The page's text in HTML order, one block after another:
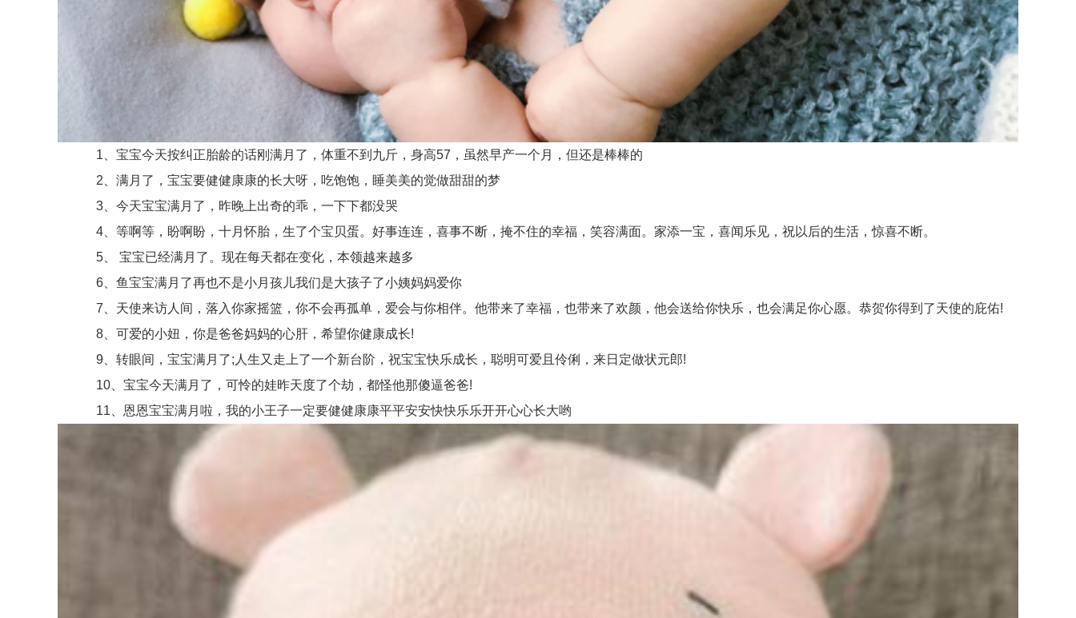
1、宝宝今天按纠正胎龄的话刚满月了，体重不到九斤，身高57，虽然早产一个月，但还是棒棒的
2、满月了，宝宝要健健康康的长大呀，吃饱饱，睡美美的觉做甜甜的梦
3、今天宝宝满月了，昨晚上出奇的乖，一下下都没哭
4、等啊等，盼啊盼，十月怀胎，生了个宝贝蛋。好事连连，喜事不断，掩不住的幸福，笑容满面。家添一宝，喜闻乐见，祝以后的生活，惊喜不断。
5、 宝宝已经满月了。现在每天都在变化，本领越来越多
6、鱼宝宝满月了再也不是小月孩儿我们是大孩子了小姨妈妈爱你
7、天使来访人间，落入你家摇篮，你不会再孤单，爱会与你相伴。他带来了幸福，也带来了欢颜，他会送给你快乐，也会满足你心愿。恭贺你得到了天使的庇佑!
8、可爱的小妞，你是爸爸妈妈的心肝，希望你健康成长!
9、转眼间，宝宝满月了;人生又走上了一个新台阶，祝宝宝快乐成长，聪明可爱且伶俐，来日定做状元郎!
10、宝宝今天满月了，可怜的娃昨天度了个劫，都怪他那傻逼爸爸!
11、恩恩宝宝满月啦，我的小王子一定要健健康康平平安安快快乐乐开开心心长大哟